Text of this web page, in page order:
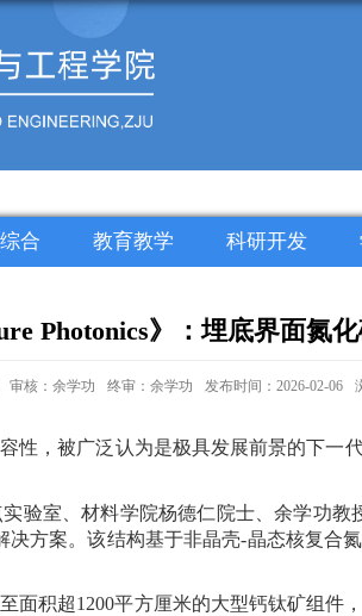
合 教育教学 科研开发
Photonics》：埋底界面氮
审核：余学功 终审：余学功 发布时间：2026-02-06
性，被广泛认为是极具发展前景的下一
验室、材料学院杨德仁院士、余学功
决方案。该结构基于非晶壳-晶态核复合
面积超1200平方厘米的大型钙钛矿组件